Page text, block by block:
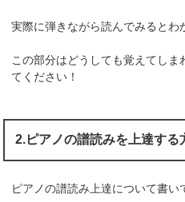
実際に弾きながら読んでみるとわ
この部分はどうしても覚えてしま
てください！
2.ピアノの譜読みを上達する
ピアノの譜読み上達について書い